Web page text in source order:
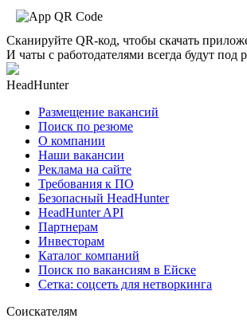
Сканируйте QR-код, чтобы скачать
И чаты с работодателями всегда будут под
HeadHunter
Размещение вакансий
Поиск по резюме
О компании
Наши вакансии
Реклама на сайте
Требования к ПО
Безопасный HeadHunter
HeadHunter API
Партнерам
Инвесторам
Каталог компаний
Поиск по вакансиям в Ейске
Сетка: соцсеть для нетворкинга
Соискателям